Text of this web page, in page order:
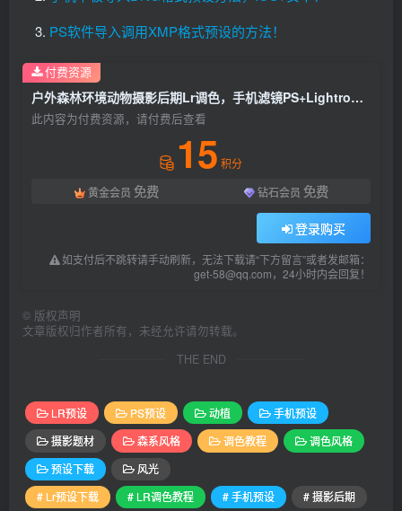
PS软件导入调用XMP格式预设的方法！
户外森林环境动物摄影后期Lr调色，手机滤镜PS+Lightroom预设下载！
此内容为付费资源，请付费后查看
15 积分
黄金会员 免费 钻石会员 免费
登录购买
如支付后不跳转请手动刷新，无法下载请“下方留言”或者发邮箱：
get-58@qq.com，24小时内会回复！
付费资源
© 版权声明
文章版权归作者所有，未经允许请勿转载。
THE END
LR预设 PS预设 动植
手机预设
摄影题材
森系风格 调色教程
调色风格
预设下载
风光
# Lr预设下载
# LR调色教程 # 手机预设
# 摄影后期